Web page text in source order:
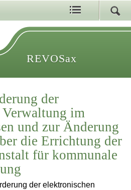
REVOSax
der
im
und zur Änderung
die Errichtung der
für kommunale
der elektronischen